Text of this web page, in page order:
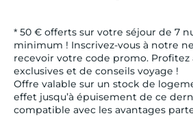
* 50 € offerts sur votre séjour de 7
minimum ! Inscrivez-vous à notre
recevoir votre code promo. Profitez
exclusives et de conseils voyage !
Offre valable sur un stock de
effet jusqu’à épuisement de ce
compatible avec les avantages